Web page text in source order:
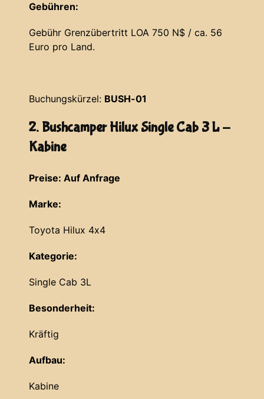
Gebühren:
Gebühr Grenzübertritt LOA 750 N$ / ca. 56
Euro pro Land.
Buchungskürzel: BUSH-01
2. Bushcamper Hilux Single Cab 3 L -
Kabine
Preise: Auf Anfrage
Marke:
Toyota Hilux 4x4
Kategorie:
Single Cab 3L
Besonderheit:
Kräftig
Aufbau:
Kabine